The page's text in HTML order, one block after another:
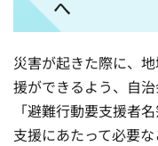
へ
災害が起きた際に、
援ができるよう、自
「避難行動要支援者
支援にあたって必要